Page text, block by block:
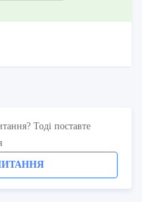
Тоді поставте